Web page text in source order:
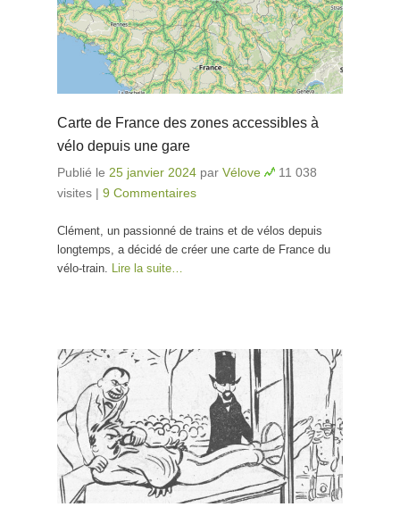
Carte de France des zones accessibles à
vélo depuis une gare
Publié le 25 janvier 2024 par Vélove
11 038
visites | 9 Commentaires
Clément, un passionné de trains et de vélos depuis
longtemps, a décidé de créer une carte de France du
vélo-train. Lire la suite…